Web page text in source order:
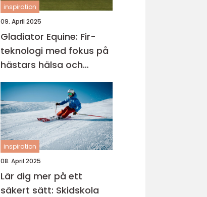
inspiration
09. April 2025
Gladiator Equine: Fir-
teknologi med fokus på
hästars hälsa och
välbefinnande
inspiration
08. April 2025
Lär dig mer på ett
säkert sätt: Skidskola